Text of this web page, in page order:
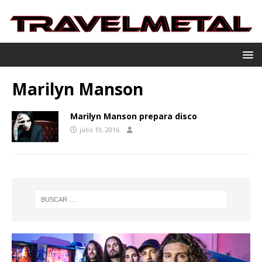
Marilyn Manson
Marilyn Manson prepara disco
julio 19, 2016